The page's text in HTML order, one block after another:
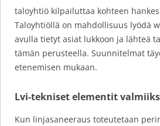
taloyhtiö kilpailuttaa kohteen
Taloyhtiöllä on mahdollisuus lyödä
avulla tietyt asiat lukkoon ja lähteä
tämän perusteella. Suunnitelmat
etenemisen mukaan.
Lvi-tekniset elementit
Kun linjasaneeraus toteutetaan